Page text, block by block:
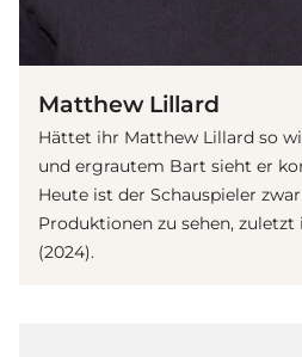
Matthew Lillard
Hättet ihr Matthew Lillard so
und ergrautem Bart sieht er
Heute ist der Schauspieler
Produktionen zu sehen, zuletzt
(2024).